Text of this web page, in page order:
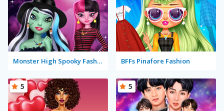
Monster High Spooky Fashion BFFs Pinafore Fashion
5 5